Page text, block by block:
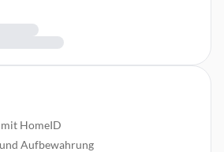
HomeID
Aufbewahrung